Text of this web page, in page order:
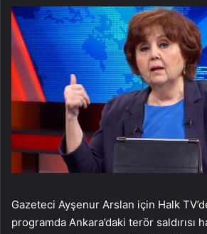
Gazeteci Ayşenur Arslan için Halk
programda Ankara’daki terör saldırısı